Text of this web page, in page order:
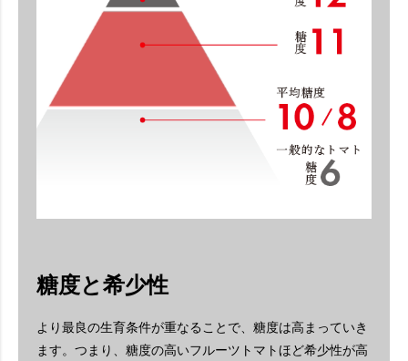
糖度と希少性
より最良の生育条件が重なることで、糖度は高まっていき
ます。 つまり、糖度の高いフルーツトマトほど希少性が高